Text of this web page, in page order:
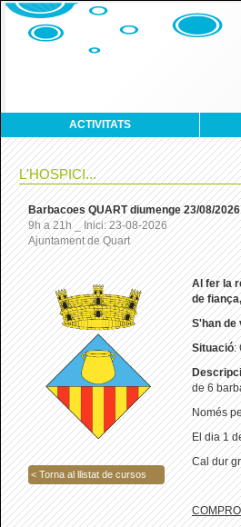
ACTIVITATS
L'HOSPICI...
Barbacoes QUART diumenge 23/08/2026
9h a 21h _ Inici: 23-08-2026
Ajuntament de Quart
< Torna al llistat de cursos
Al fer la
de
S'han de
Situació:
de 6
Només
El dia 1
Cal dur